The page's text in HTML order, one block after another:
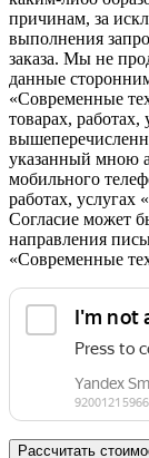
причинам, за
выполнения
заказа. Мы не
данные
«Современные
товарах, работах,
указанный мною
мобильного
работах, услугах
Согласие может
направления
«Современные